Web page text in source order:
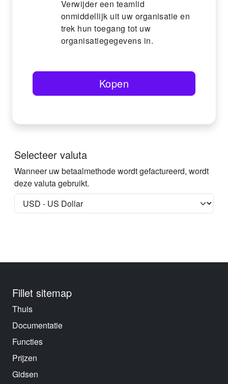
Verwijder een teamlid
onmiddellijk uit uw organisatie en
trek hun toegang tot uw
organisatiegegevens in.
Kopen
Selecteer valuta
Wanneer uw betaalmethode wordt gefactureerd, wordt
deze valuta gebruikt.
Fillet sitemap
Thuis
Documentatie
Functies
Prijzen
Gidsen